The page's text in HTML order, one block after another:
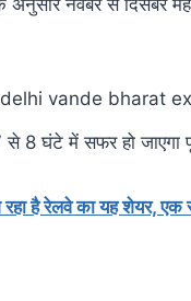
8 घंटे में सफर हो जाएगा
रहा है रेलवे का यह शेयर,